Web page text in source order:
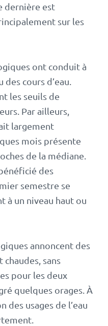
dernière est
sur les
ont conduit à
cours d’eau.
les seuils de
Par ailleurs,
largement
mois présente
de la médiane.
des
semestre se
à un niveau haut ou
annoncent des
sans
pour les deux
quelques orages. À
des usages de l’eau